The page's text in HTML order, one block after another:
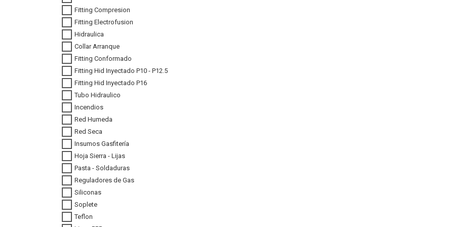
Fitting Compresion
Fitting Electrofusion
Hidraulica
Collar Arranque
Fitting Conformado
Fitting Hid Inyectado P10 - P12.5
Fitting Hid Inyectado P16
Tubo Hidraulico
Incendios
Red Humeda
Red Seca
Insumos Gasfitería
Hoja Sierra - Lijas
Pasta - Soldaduras
Reguladores de Gas
Siliconas
Soplete
Teflon